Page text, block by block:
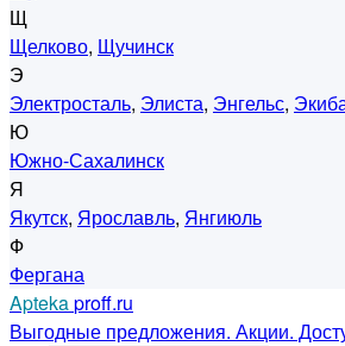
Щ
Щелково, Щучинск
Э
Электросталь, Элиста, Энгельс,
Ю
Южно-Сахалинск
Я
Якутск, Ярославль, Янгиюль
Ф
Фергана
Aptekaproff.ru
Выгодные предложения. Акции.